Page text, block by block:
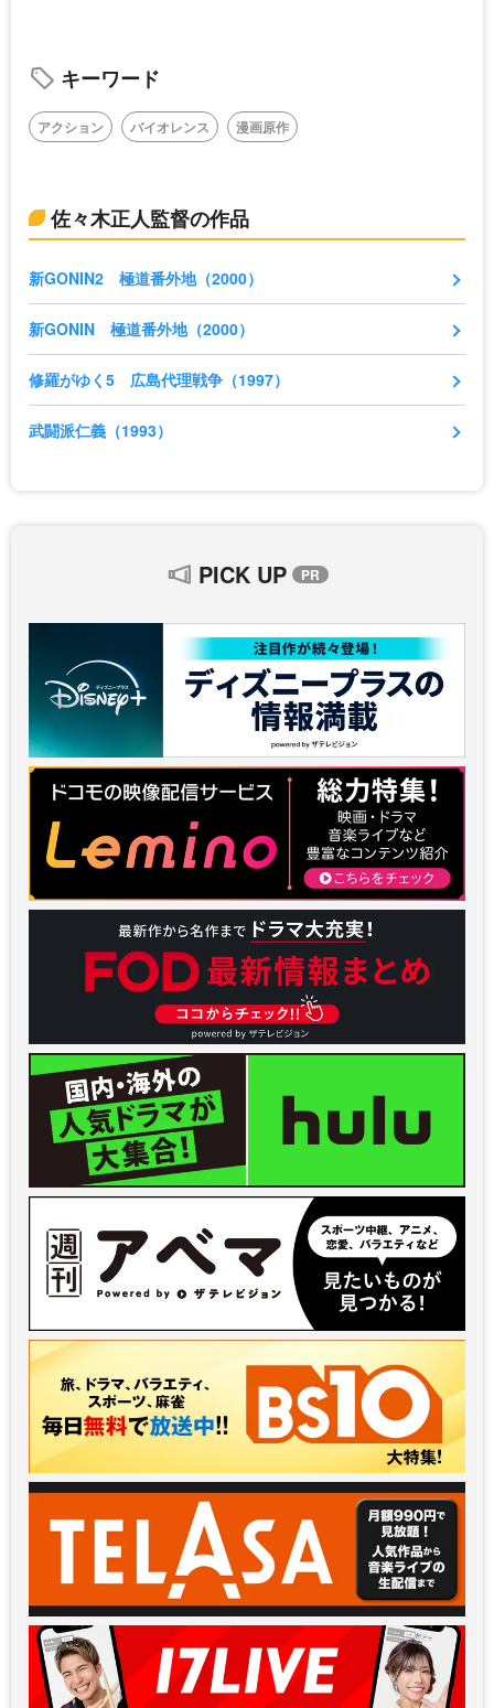
キーワード
アクション バイオレンス 漫画原作
佐々木正人監督の作品
新GONIN2 極道番外地（2000）
新GONIN 極道番外地（2000）
修羅がゆく5 広島代理戦争（1997）
武闘派仁義（1993）
PICK UP